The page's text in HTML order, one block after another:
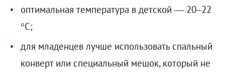
оптимальная температура в детской — 20–22
°C;
для младенцев лучше использовать спальный
конверт или специальный мешок, который не